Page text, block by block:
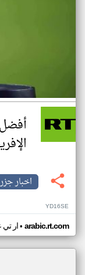
اخبار
YD16SE
ار تي• arabic.rt.com